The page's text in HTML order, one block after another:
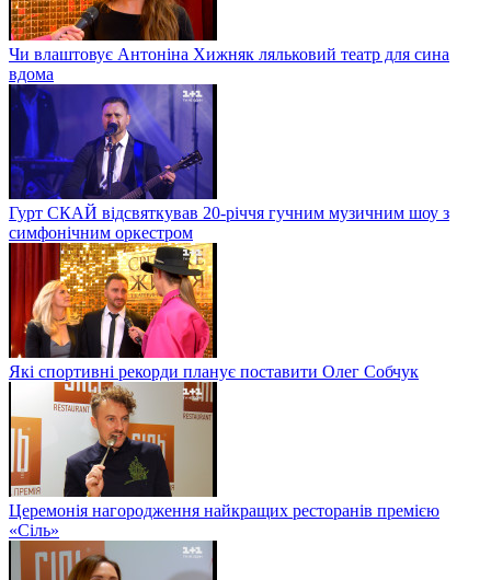
Чи влаштовує Антоніна Хижняк ляльковий театр для сина
вдома
Гурт СКАЙ відсвяткував 20-річчя гучним музичним шоу з
симфонічним оркестром
Які спортивні рекорди планує поставити Олег Собчук
Церемонія нагородження найкращих ресторанів премією
«Сіль»